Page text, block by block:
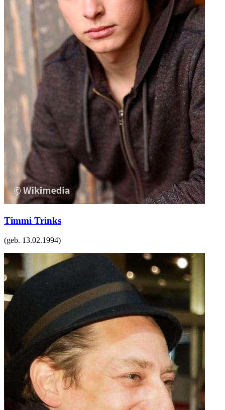
Timmi Trinks
(geb. 13.02.1994)